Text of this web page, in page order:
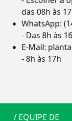
das 08h às
WhatsApp:
- Das 8h às
E-Mail:
- 8h às 17h
/ EQUIPE DE